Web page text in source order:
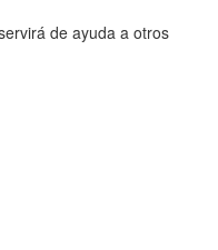
de ayuda a otros